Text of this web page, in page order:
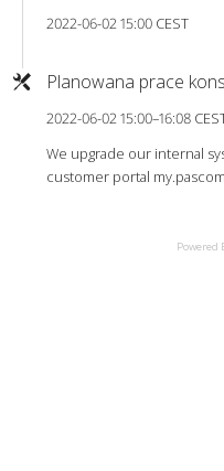
2022-06-02 15:00 CEST
Planowana prace
2022-06-02 15:00–16:08
We upgrade our internal
customer portal
Powered